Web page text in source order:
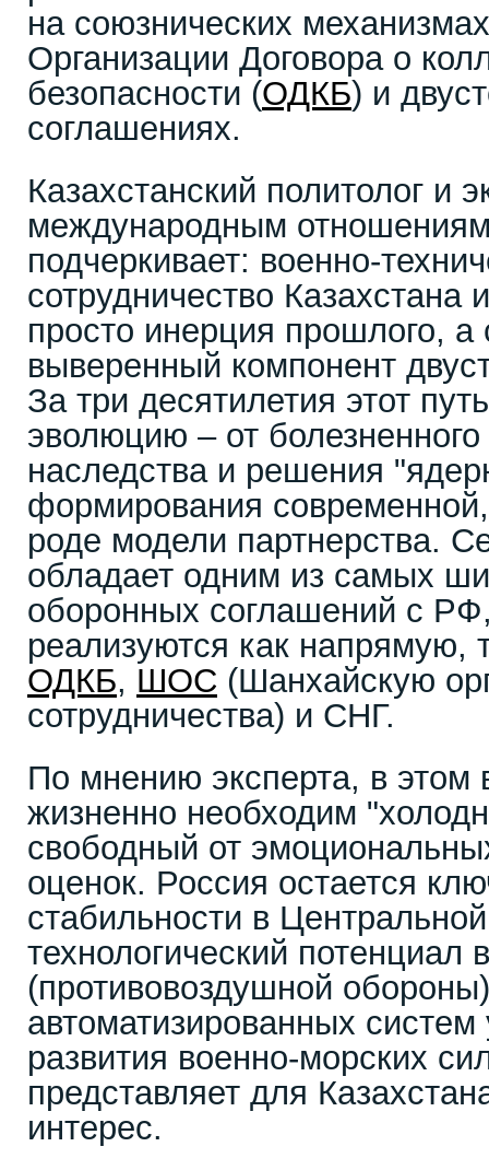
на союзнических
Организации Договора о
безопасности (ОДКБ) и
соглашениях.
Казахстанский политолог и
международным
подчеркивает: военно-
сотрудничество Казахстана
просто инерция прошлого, а
выверенный компонент
За три десятилетия этот
эволюцию – от болезненного
наследства и решения
формирования
роде модели партнерства.
обладает одним из самых
оборонных соглашений с
реализуются как напрямую,
ОДКБ, ШОС (Шанхайскую
сотрудничества) и СНГ.
По мнению эксперта, в этом
жизненно необходим
свободный от
оценок. Россия остается
стабильности в
технологический
(противовоздушной
автоматизированных
развития военно-морских
представляет для
интерес.